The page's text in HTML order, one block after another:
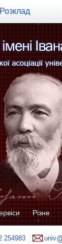
Розклад
Різне
254983 univ